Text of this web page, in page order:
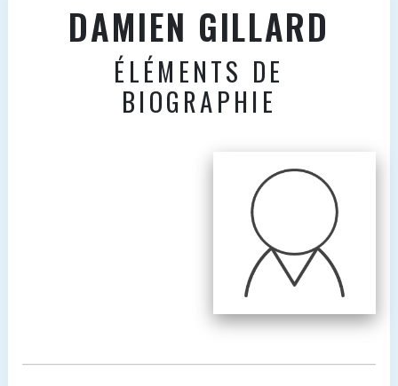
DAMIEN GILLARD
ÉLÉMENTS DE
BIOGRAPHIE